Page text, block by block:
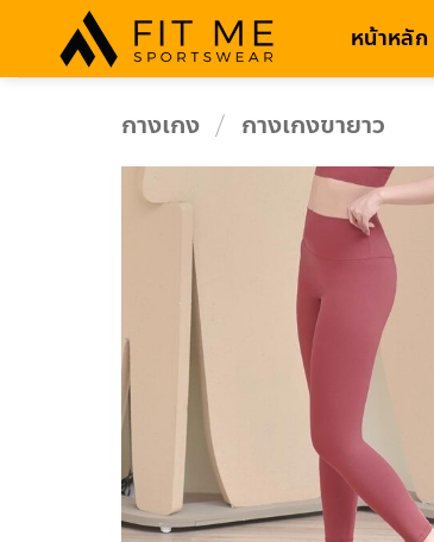
content
หน้าหลัก
กางเกง / กางเกงขายาว